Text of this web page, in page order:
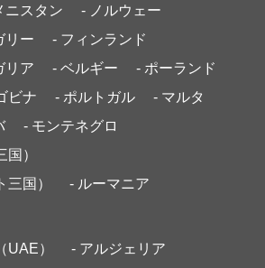
ニスタン
- ノルウェー
リー
- フィンランド
リア - ベルギー
- ポーランド
ビナ
- ポルトガル
- マルタ
- モンテネグロ
）
国）
- ルーマニア
UAE）
- アルジェリア